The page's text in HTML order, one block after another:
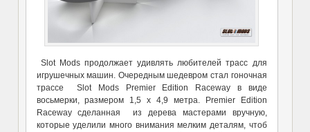
Slot Mods продолжает удивлять любителей трасс для
игрушечных машин. Очередным шедевром стал гоночная
трассе Slot Mods Premier Edition Raceway в виде
восьмерки, размером 1,5 х 4,9 метра. Premier Edition
Raceway сделанная из дерева мастерами вручную,
которые уделили много внимания мелким деталям, чтоб